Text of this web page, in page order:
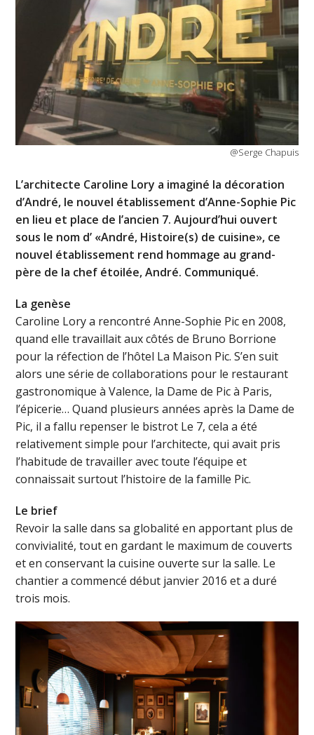
@Serge Chapuis
L’architecte Caroline Lory a imaginé la décoration
d’André, le nouvel établissement d’Anne-Sophie Pic
en lieu et place de l’ancien 7. Aujourd’hui ouvert
sous le nom d’ «André, Histoire(s) de cuisine», ce
nouvel établissement rend hommage au grand-
père de la chef étoilée, André. Communiqué.
La genèse
Caroline Lory a rencontré Anne-Sophie Pic en 2008,
quand elle travaillait aux côtés de Bruno Borrione
pour la réfection de l’hôtel La Maison Pic. S’en suit
alors une série de collaborations pour le restaurant
gastronomique à Valence, la Dame de Pic à Paris,
l’épicerie… Quand plusieurs années après la Dame de
Pic, il a fallu repenser le bistrot Le 7, cela a été
relativement simple pour l’architecte, qui avait pris
l’habitude de travailler avec toute l’équipe et
connaissait surtout l’histoire de la famille Pic.
Le brief
Revoir la salle dans sa globalité en apportant plus de
convivialité, tout en gardant le maximum de couverts
et en conservant la cuisine ouverte sur la salle. Le
chantier a commencé début janvier 2016 et a duré
trois mois.